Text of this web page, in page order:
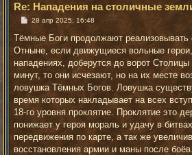
Re: Нападения на столичные
С
о
о
б
щ
е
и
е
28 апр 2025, 16:48
Тёмные Боги продолжают реализовывать
Отныне, если движущиеся вольные
нападениях, доберутся до ворот
минут, то они исчезают, но на их месте
ловушка Тёмных Богов. Ловушка
время которых накладывает на всех
18-го уровня проклятие. Проклятие это
понижает у героя мораль и удачу в
передвижения по карте, а так же
восстановления армии и маны после боёв.